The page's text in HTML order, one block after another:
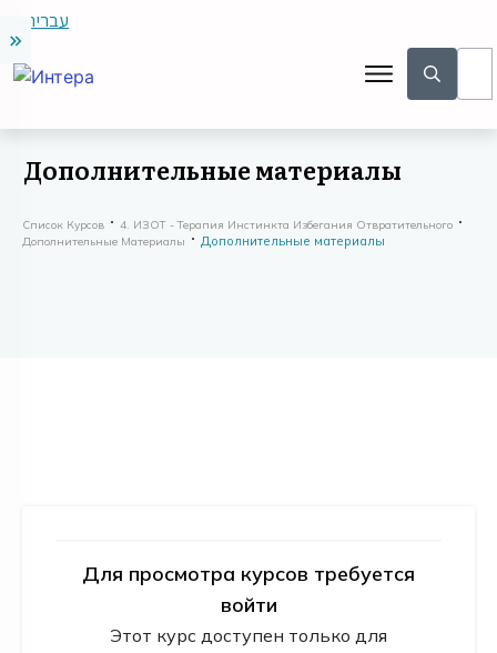
עברית
Дополнительные материалы
Список Курсов
4. ИЗОТ - Терапия Инстинкта Избегания Отвратительного
Дополнительные Материалы
Дополнительные материалы
Для просмотра курсов требуется
войти
Этот курс доступен только для